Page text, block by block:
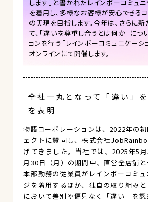
します」と書かれたレインボーコミュ
を着用し、多様なお客様が安心できる
の実現を目指します。今年は、さらに
て、「違いを尊重し合うとは何か」につ
ョンを行う「レインボーコミュニケーシ
オンラインにて開催します。
全社一丸となって「違い」
を表明
物語コーポレーションは、2022年の
ェクトに賛同し、株式会社
げてきました。当社では、2025年5
月30日（月）の期間中、直営全店舗
本部勤務の従業員がレインボーコミ
ジを着用するほか、独自の取り組み
において差別や偏見なく「違い」を